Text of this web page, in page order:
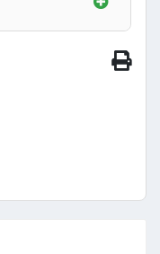
таъминланиши
мол-мулк ёки
кредитнинг